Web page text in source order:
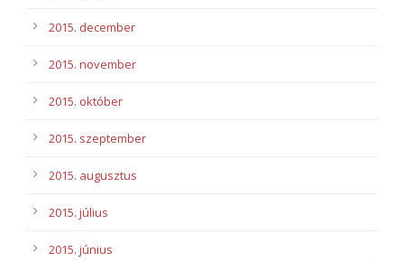
2015. december
2015. november
2015. október
2015. szeptember
2015. augusztus
2015. július
2015. június